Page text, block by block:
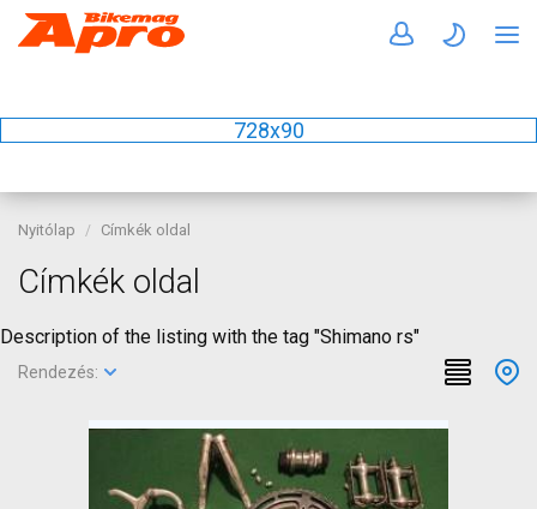
728x90
Nyitólap Címkék oldal
Címkék oldal
Description of the listing with the tag "Shimano rs"
Rendezés: